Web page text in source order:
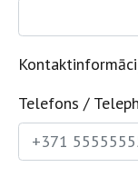
Telefons /